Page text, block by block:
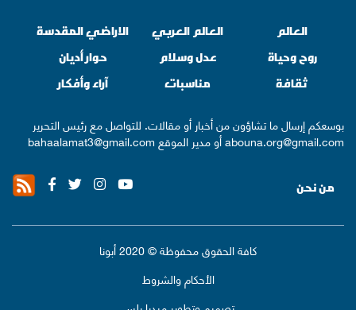
العالم العالم العربي
الاراضي المقدسة
روح وحياة
عدل وسلام
حوار أديان
ثقافة
مناسبات آراء وأفكار
بوسعكم إرسال ما تشاؤون من أخبار أو مقالات. للتواصل مع رئيس التحرير
abouna.org@gmail.comأو مدير الموقع bahaalamat3@gmail.com
من نحن
كافة الحقوق محفوظة © 2020 أبونا
الأحكام والشروط